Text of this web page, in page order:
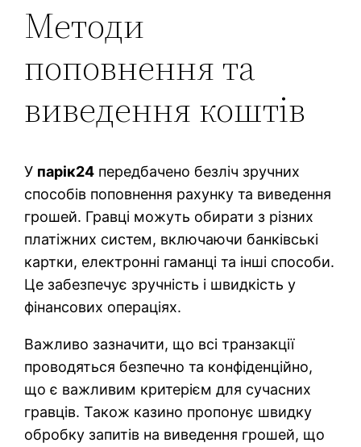
Методи
поповнення та
виведення коштів
У парік24 передбачено безліч зручних
способів поповнення рахунку та виведення
грошей. Гравці можуть обирати з різних
платіжних систем, включаючи банківські
картки, електронні гаманці та інші способи.
Це забезпечує зручність і швидкість у
фінансових операціях.
Важливо зазначити, що всі транзакції
проводяться безпечно та конфіденційно,
що є важливим критерієм для сучасних
гравців. Також казино пропонує швидку
обробку запитів на виведення грошей, що